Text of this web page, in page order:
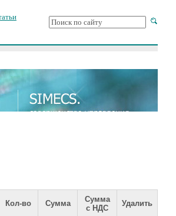
Кол-во Сумма
Сумма
с НДС
Удалить